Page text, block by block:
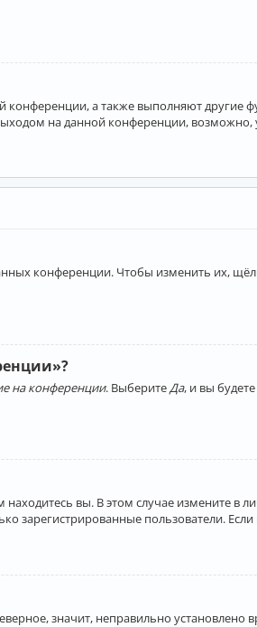
конференции, а также выполняют
на данной конференции,
конференции. Чтобы изменить их,
на конференции. Выберите Да, и вы
вы. В этом случае измените в
зарегистрированные пользователи.
значит, неправильно установлено